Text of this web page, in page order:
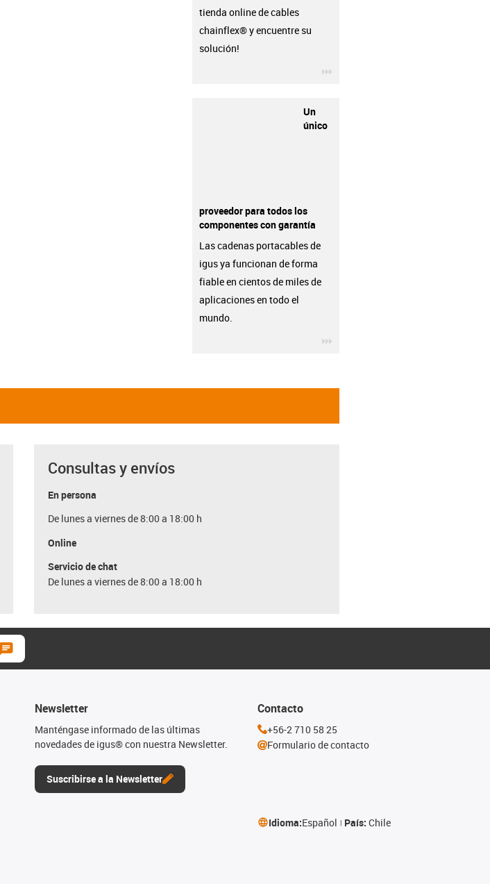
tienda online de cables
chainflex® y encuentre su
solución!
Un
único
proveedor para todos los
componentes con garantía
Las cadenas portacables de
igus ya funcionan de forma
fiable en cientos de miles de
aplicaciones en todo el
mundo.
Consultas y envíos
En persona
De lunes a viernes de 8:00 a 18:00 h
Online
Servicio de chat
De lunes a viernes de 8:00 a 18:00 h
Newsletter
Manténgase informado de las últimas
novedades de igus® con nuestra Newsletter.
Suscribirse a la Newsletter
Contacto
+56-2 710 58 25
Formulario de contacto
Idioma:Español País: Chile